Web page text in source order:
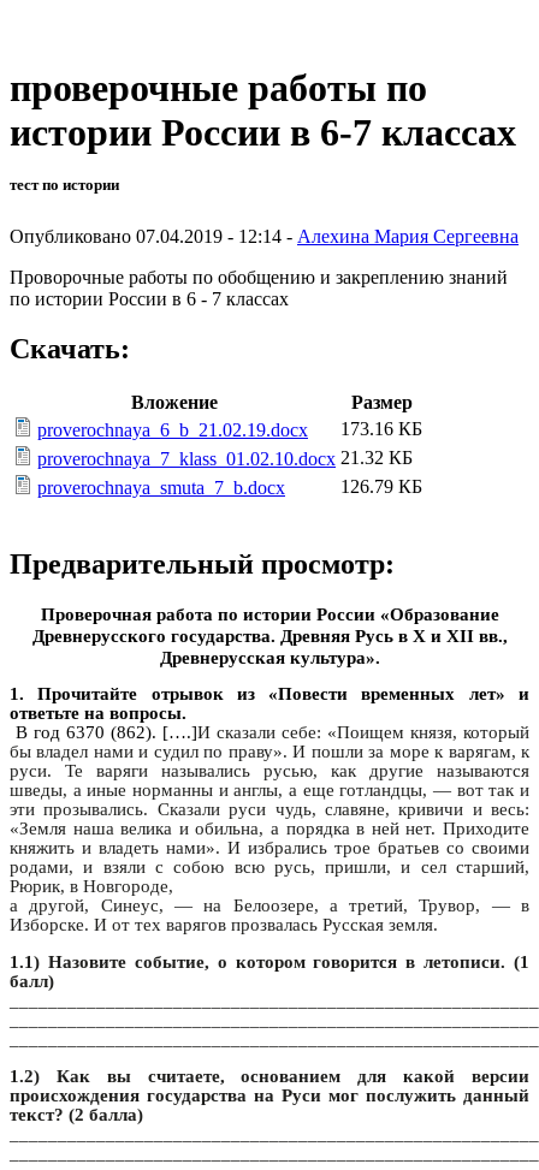
проверочные работы по
истории России в 6-7 классах
тест по истории
Опубликовано 07.04.2019 - 12:14 - Алехина Мария Сергеевна
Проворочные работы по обобщению и закреплению знаний
по истории России в 6 - 7 классах
Скачать:
Вложение
Размер
proverochnaya_6_b_21.02.19.docx
173.16 КБ
proverochnaya_7_klass_01.02.10.docx 21.32 КБ
proverochnaya_smuta_7_b.docx
126.79 КБ
Предварительный просмотр:
Проверочная работа по истории России «Образование
Древнерусского государства. Древняя Русь в Х и XII вв.,
Древнерусская культура».
1. Прочитайте отрывок из «Повести временных лет» и
ответьте на вопросы.
В год 6370 (862). [….]И сказали себе: «Поищем князя, который
бы владел нами и судил по праву». И пошли за море к варягам, к
руси. Те варяги назывались русью, как другие называются
шведы, а иные норманны и англы, а еще готландцы, — вот так и
эти прозывались. Сказали руси чудь, славяне, кривичи и весь:
«Земля наша велика и обильна, а порядка в ней нет. Приходите
княжить и владеть нами». И избрались трое братьев со своими
родами, и взяли с собою всю русь, пришли, и сел старший,
Рюрик, в Новгороде,
а другой, Синеус, — на Белоозере, а третий, Трувор, — в
Изборске. И от тех варягов прозвалась Русская земля.
1.1) Назовите событие, о котором говорится в летописи. (1
балл)
1.2) Как вы считаете, основанием для какой версии
происхождения государства на Руси мог послужить данный
текст? (2 балла)